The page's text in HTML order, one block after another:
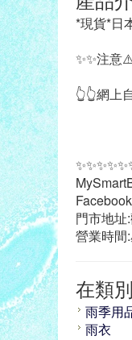
*現貨*日
✨✨注意
👆👆網上
門市地址
營業時間
在類
雨季用
雨衣